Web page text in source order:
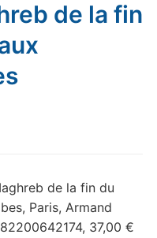
de la fin
de la fin du
Paris, Armand
37,00 €